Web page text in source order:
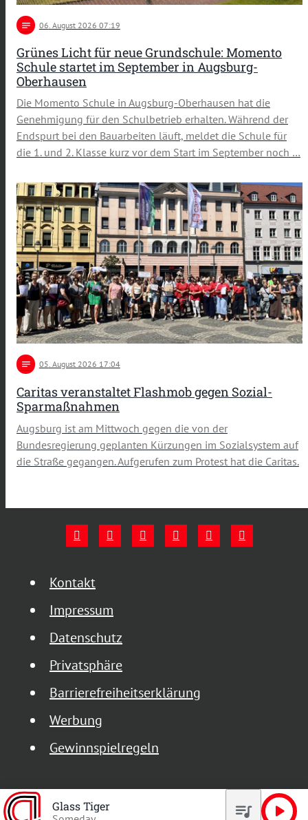
notes 06 . August 2026 07:19
Grünes Licht für neue Grundschule: Momento
Schule startet im September in Augsburg-
Oberhausen
Die Momento Schule in Augsburg-Oberhausen hat die
Genehmigung für den Schulbetrieb erhalten. Während der
Endspurt bei den Bauarbeiten läuft, meldet die Schule für
die 1. und 2. Klasse kurz vor dem Start im September noch …
notes 05 . August 2026 17:04
Caritas veranstaltet Flashmob gegen Sozial-
Sparmaßnahmen
Augsburg ist am Mittwoch gegen die von der
Bundesregierung geplanten Kürzungen im Sozialsystem auf
die Straße gegangen. Aufgerufen zum Protest hat die Caritas.
Kontakt
Impressum
Datenschutz
Privatsphäre
Barrierefreiheitserklärung
Werbung
Gewinnspielregeln
Glass Tiger play_arrow
queue_music